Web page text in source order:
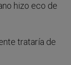
hizo eco de
trataría de